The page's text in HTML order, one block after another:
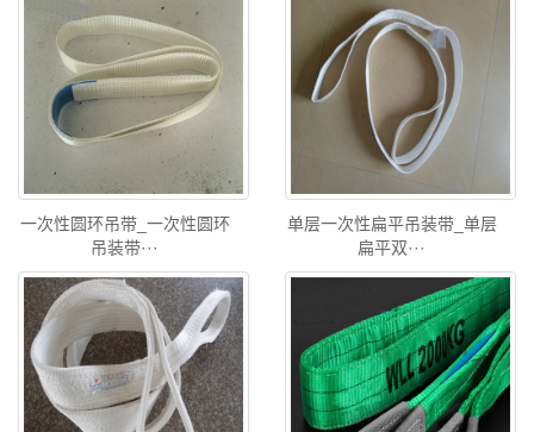
一次性圆环吊带_一次性圆环
吊装带···
单层一次性扁平吊装带_单层
扁平双···